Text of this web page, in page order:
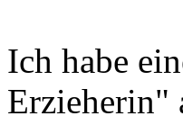
Ich habe
Erzieherin"